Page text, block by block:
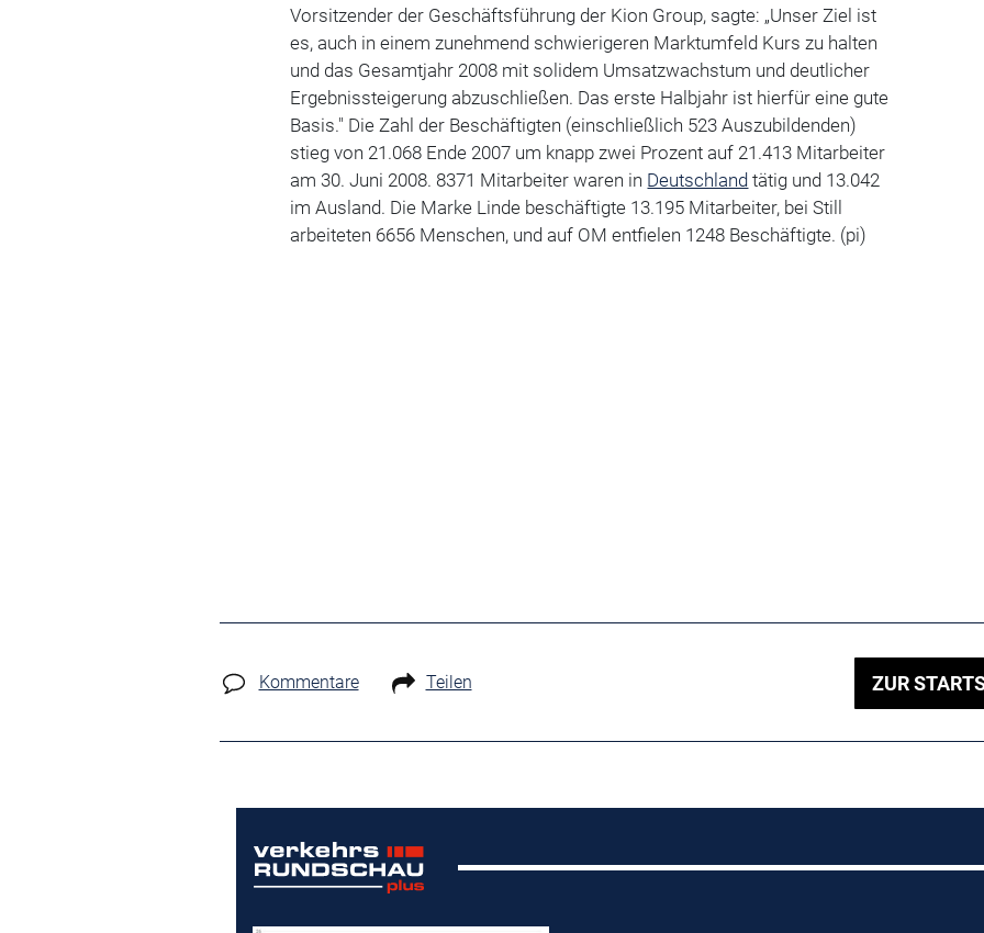
Vorsitzender der Geschäftsführung der Kion Group, sagte: „Unser Ziel ist
es, auch in einem zunehmend schwierigeren Marktumfeld Kurs zu halten
und das Gesamtjahr 2008 mit solidem Umsatzwachstum und deutlicher
Ergebnissteigerung abzuschließen. Das erste Halbjahr ist hierfür eine gute
Basis." Die Zahl der Beschäftigten (einschließlich 523 Auszubildenden)
stieg von 21.068 Ende 2007 um knapp zwei Prozent auf 21.413 Mitarbeiter
am 30. Juni 2008. 8371 Mitarbeiter waren in Deutschland tätig und 13.042
im Ausland. Die Marke Linde beschäftigte 13.195 Mitarbeiter, bei Still
arbeiteten 6656 Menschen, und auf OM entfielen 1248 Beschäftigte. (pi)
Kommentare Teilen ZUR